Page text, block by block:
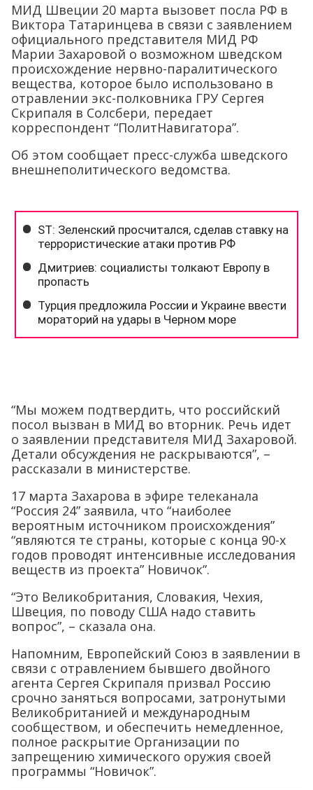
МИД Швеции 20 марта вызовет посла РФ в
Виктора Татаринцева в связи с заявлением
официального представителя МИД РФ
Марии Захаровой о возможном шведском
происхождение нервно-паралитического
вещества, которое было использовано в
отравлении экс-полковника ГРУ Сергея
Скрипаля в Солсбери, передает
корреспондент “ПолитНавигатора”.
Об этом сообщает пресс-служба шведского
внешнеполитического ведомства.
“Мы можем подтвердить, что российский
посол вызван в МИД во вторник. Речь идет
о заявлении представителя МИД Захаровой.
Детали обсуждения не раскрываются”, –
рассказали в министерстве.
17 марта Захарова в эфире телеканала
“Россия 24” заявила, что “наиболее
вероятным источником происхождения”
“являются те страны, которые с конца 90-х
годов проводят интенсивные исследования
веществ из проекта” Новичок”.
“Это Великобритания, Словакия, Чехия,
Швеция, по поводу США надо ставить
вопрос”, – сказала она.
Напомним, Европейский Союз в заявлении в
связи с отравлением бывшего двойного
агента Сергея Скрипаля призвал Россию
срочно заняться вопросами, затронутыми
Великобританией и международным
сообществом, и обеспечить немедленное,
полное раскрытие Организации по
запрещению химического оружия своей
программы “Новичок”.